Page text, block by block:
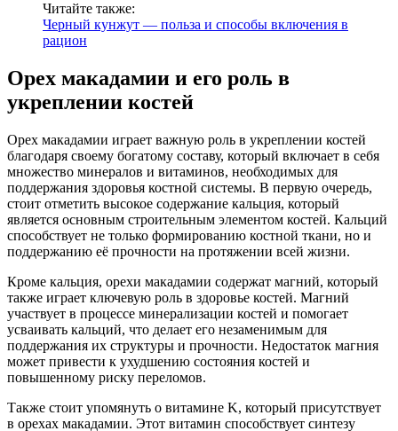
Читайте также:
Черный кунжут — польза и способы включения в
рацион
Орех макадамии и его роль в
укреплении костей
Орех макадамии играет важную роль в укреплении костей
благодаря своему богатому составу, который включает в себя
множество минералов и витаминов, необходимых для
поддержания здоровья костной системы. В первую очередь,
стоит отметить высокое содержание кальция, который
является основным строительным элементом костей. Кальций
способствует не только формированию костной ткани, но и
поддержанию её прочности на протяжении всей жизни.
Кроме кальция, орехи макадамии содержат магний, который
также играет ключевую роль в здоровье костей. Магний
участвует в процессе минерализации костей и помогает
усваивать кальций, что делает его незаменимым для
поддержания их структуры и прочности. Недостаток магния
может привести к ухудшению состояния костей и
повышенному риску переломов.
Также стоит упомянуть о витамине K, который присутствует
в орехах макадамии. Этот витамин способствует синтезу